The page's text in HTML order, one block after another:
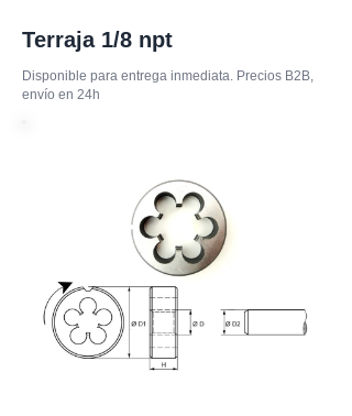
Terraja 1/8 npt
Disponible para entrega inmediata. Precios B2B,
envío en 24h